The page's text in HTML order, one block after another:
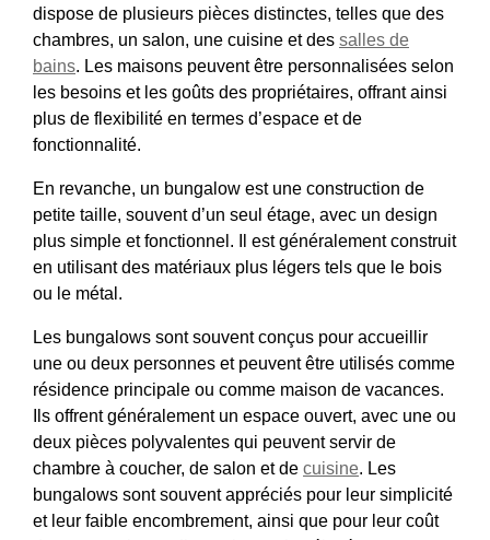
dispose de plusieurs pièces distinctes, telles que des
chambres, un salon, une cuisine et des salles de
bains. Les maisons peuvent être personnalisées selon
les besoins et les goûts des propriétaires, offrant ainsi
plus de flexibilité en termes d’espace et de
fonctionnalité.
En revanche, un bungalow est une construction de
petite taille, souvent d’un seul étage, avec un design
plus simple et fonctionnel. Il est généralement construit
en utilisant des matériaux plus légers tels que le bois
ou le métal.
Les bungalows sont souvent conçus pour accueillir
une ou deux personnes et peuvent être utilisés comme
résidence principale ou comme maison de vacances.
Ils offrent généralement un espace ouvert, avec une ou
deux pièces polyvalentes qui peuvent servir de
chambre à coucher, de salon et de cuisine. Les
bungalows sont souvent appréciés pour leur simplicité
et leur faible encombrement, ainsi que pour leur coût